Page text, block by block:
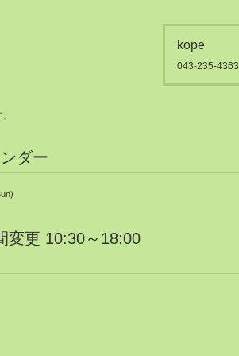
kope
043-235-4363
ダー
変更 10:30～18:00